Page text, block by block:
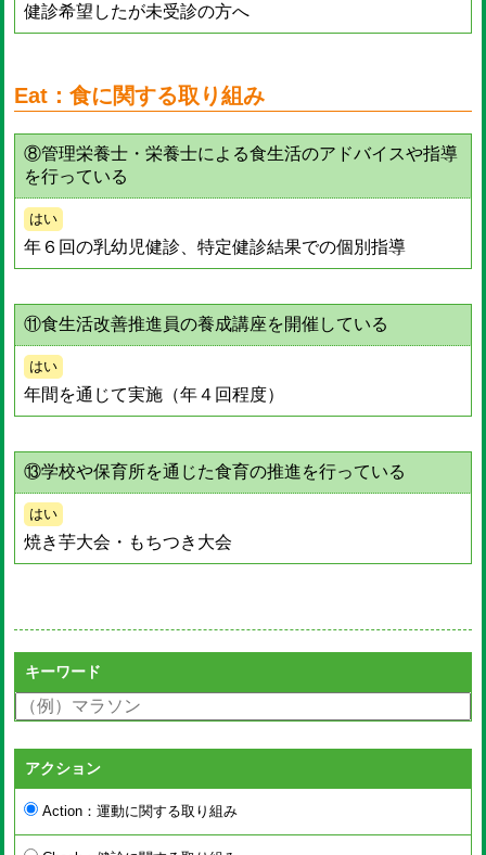
健診希望したが未受診の方へ
Eat：食に関する取り組み
⑧管理栄養士・栄養士による食生活のアドバイスや指導
を行っている
はい
年６回の乳幼児健診、特定健診結果での個別指導
⑪食生活改善推進員の養成講座を開催している
はい
年間を通じて実施（年４回程度）
⑬学校や保育所を通じた食育の推進を行っている
はい
焼き芋大会・もちつき大会
キーワード
アクション
Action：運動に関する取り組み